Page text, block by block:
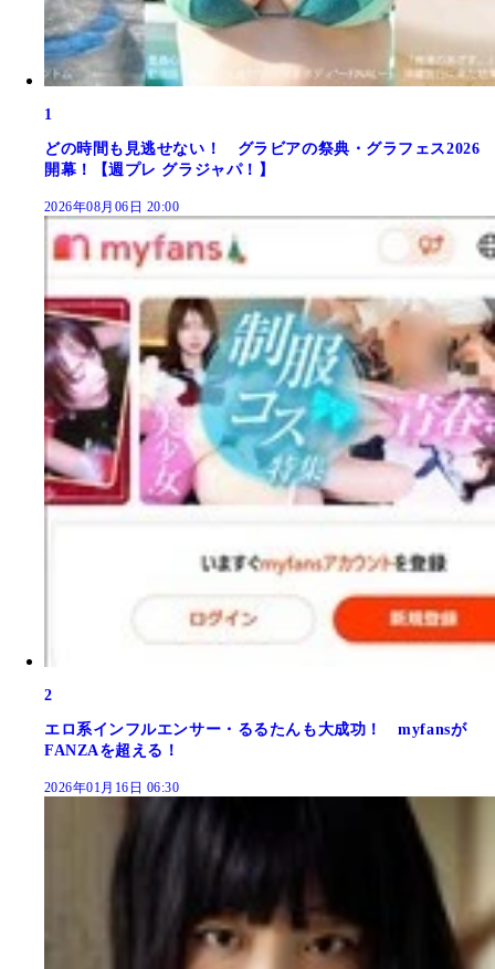
1
どの時間も見逃せない！ グラビアの祭典・グラフェス2026
開幕！【週プレ グラジャパ！】
2026年08月06日 20:00
2
エロ系インフルエンサー・るるたんも大成功！ myfansが
FANZAを超える！
2026年01月16日 06:30